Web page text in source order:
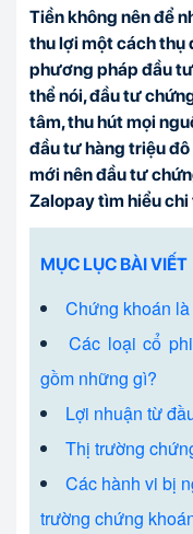
Tiền không nên để
thu lợi một cách thụ
phương pháp đầu
thể nói, đầu tư
tâm, thu hút mọi
đầu tư hàng triệu
mới nên đầu tư
Zalopay tìm hiểu
MỤC LỤC BÀI VIẾT
Chứng khoán
Các loại cổ
gồm những gì?
Lợi nhuận từ
Thị trường
Các hành vi bị
trường chứng